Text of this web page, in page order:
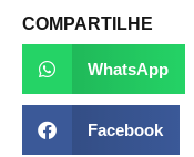
COMPARTILHE
WhatsApp
Facebook